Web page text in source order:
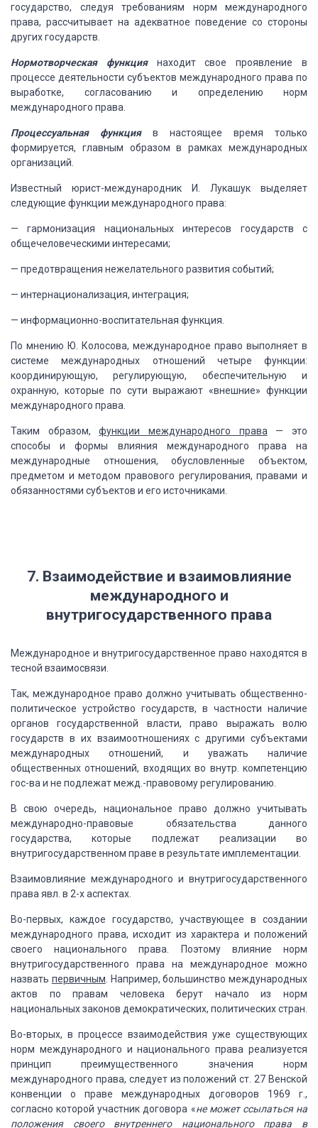
государство, следуя требованиям норм международного
права, рассчитывает на адекватное поведение со стороны
других государств.
Нормотворческая функциянаходит свое проявление в
процессе деятельности субъектов международного права по
выработке, согласованию и определению норм
международного права.
Процессуальная функцияв настоящее время только
формируется, главным образом в рамках международных
организаций.
Известный юрист-международник И. Лукашук выделяет
следующие функции международного права:
— гармонизация национальных интересов государств с
общечеловеческими интересами;
— предотвращения нежелательного развития событий;
— интернационализация, интеграция;
— информационно-воспитательная функция.
По мнению Ю. Колосова, международное право выполняет в
системе международных отношений четыре функции:
координирующую, регулирующую, обеспечительную и
охранную, которые по сути выражают «внешние» функции
международного права.
Таким образом,функции международного права — это
способы и формы влияния международного права на
международные отношения, обусловленные объектом,
предметом и методом правового регулирования, правами и
обязанностями субъектов и его источниками.
7. Взаимодействие и взаимовлияние
международного и
внутригосударственного права
Международное и внутригосударственное право находятся в
тесной взаимосвязи.
Так, международное право должно учитывать общественно-
политическое устройство государств, в частности наличие
органов государственной власти, право выражать волю
государств в их взаимоотношенияхс другими субъектами
международных отношений, и уважать наличие
общественных отношений, входящих во внутр. компетенцию
гос-ва и не подлежат межд.-правовому регулированию.
В свою очередь, национальное право должно учитывать
международно-правовые обязательства данного
государства, которые подлежат реализации во
внутригосударственном праве в результате имплементации.
Взаимовлияние международного и внутригосударственного
права явл. в 2-х аспектах.
Во-первых, каждое государство, участвующее в создании
международного права, исходит из характера и положений
своего национального права.
Поэтому влияние норм
внутригосударственного права на международное можно
назвать первичным
Например, большинство международных
актов по правам человека берут начало из норм
национальных законов демократических, политических стран.
Во-вторых, в процессе взаимодействия уже существующих
норм международного и национального права реализуется
принцип преимущественного значения норм
международного права, следуетиз положений ст. 27 Венской
конвенции о праве международных договоров
1969
г.,
согласно которой участник договора «не может ссылаться на
положения своего внутреннего национальногоправа в